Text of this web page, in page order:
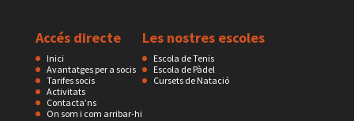
Accés directe
Inici
Avantatges per a socis
Tarifes socis
Activitats
Contacta’ns
On som i com arribar-hi
Les nostres escoles
Escola de Tenis
Escola de Pàdel
Cursets de Natació